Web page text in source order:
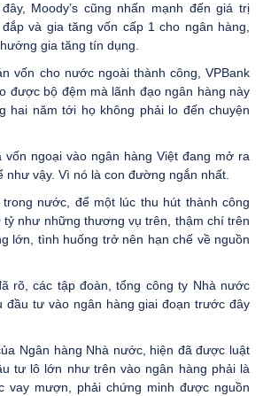
Moody’s cũng nhấn mạnh đến giá trị
và gia tăng vốn cấp 1 cho ngân hàng,
gia tăng tín dụng.
vốn cho nước ngoài thành công, VPBank
được bộ đệm mà lãnh đạo ngân hàng này
hai năm tới họ không phải lo đến chuyện
vốn ngoại vào ngân hàng Việt đang mở ra
như vậy. Vì nó là con đường ngắn nhất.
nước, để một lúc thu hút thành công
tỷ như những thương vụ trên, thậm chí trên
lớn, tình huống trở nên hạn chế về nguồn
rõ, các tập đoàn, tổng công ty Nhà nước
đầu tư vào ngân hàng giai đoạn trước đây
Ngân hàng Nhà nước, hiện đã được luật
tư lô lớn như trên vào ngân hàng phải là
vay mượn, phải chứng minh được nguồn